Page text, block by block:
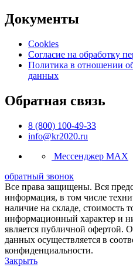
Документы
Cookies
Согласие на обработку
Политика в отношении
данных
Обратная связь
8 (800) 100-49-33
info@kr2020.ru
Мессенджер MAX
обратный звонок
Все права защищены. Вся
информация, в том числе
наличие на складе, стоимость
информационный характер и
является публичной офертой.
данных осуществляется в
конфиденциальности.
Закрыть